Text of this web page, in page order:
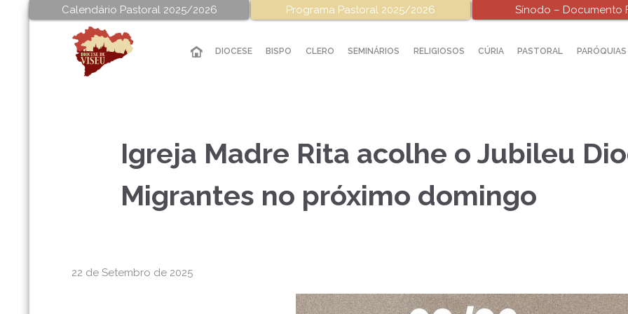
Calendário Pastoral 2025/2026 Programa Pastoral 2025/2026 Sínodo – Documento
DIOCESE BISPO CLERO SEMINÁRIOS RELIGIOSOS CÚRIA PASTORAL PARÓQUIAS
Igreja Madre Rita acolhe o Jubileu
Migrantes no próximo domingo
22 de Setembro de 2025